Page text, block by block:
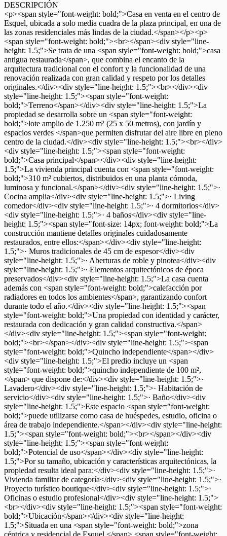
DESCRIPCIÓN
<p><span style="font-weight: bold;">Casa en venta en el centro de
Esquel, ubicada a solo media cuadra de la plaza principal, en una de
las zonas residenciales más lindas de la ciudad.</span></p><p>
<span style="font-weight: bold;"><br></span><div style="line-
height: 1.5;">Se trata de una <span style="font-weight: bold;">casa
antigua restaurada</span>, que combina el encanto de la
arquitectura tradicional con el confort y la funcionalidad de una
renovación realizada con gran calidad y respeto por los detalles
originales.</div><div style="line-height: 1.5;"><br></div><div
style="line-height: 1.5;"><span style="font-weight:
bold;">Terreno</span></div><div style="line-height: 1.5;">La
propiedad se desarrolla sobre un <span style="font-weight:
bold;">lote amplio de 1.250 m² (25 x 50 metros), con jardín y
espacios verdes </span>que permiten disfrutar del aire libre en pleno
centro de la ciudad.</div><div style="line-height: 1.5;"><br></div>
<div style="line-height: 1.5;"><span style="font-weight:
bold;">Casa principal</span></div><div style="line-height:
1.5;">La vivienda principal cuenta con <span style="font-weight:
bold;">310 m² cubiertos, distribuidos en una planta cómoda,
luminosa y funcional.</span></div><div style="line-height: 1.5;">·
Cocina amplia</div><div style="line-height: 1.5;">· Living
comedor</div><div style="line-height: 1.5;">· 4 dormitorios</div>
<div style="line-height: 1.5;">· 4 baños</div><div style="line-
height: 1.5;"><span style="font-size: 14px; font-weight: bold;">La
construcción mantiene detalles originales cuidadosamente
restaurados, entre ellos:</span></div><div style="line-height:
1.5;">· Muros tradicionales de 45 cm de espesor</div><div
style="line-height: 1.5;">· Aberturas de roble y pinotea</div><div
style="line-height: 1.5;">· Elementos arquitectónicos de época
preservados</div><div style="line-height: 1.5;">La casa cuenta
además con <span style="font-weight: bold;">calefacción por
radiadores en todos los ambientes</span>, garantizando confort
durante todo el año.</div><div style="line-height: 1.5;"><span
style="font-weight: bold;">Una propiedad con identidad y carácter,
restaurada con dedicación y gran calidad constructiva.</span>
</div><div style="line-height: 1.5;"><span style="font-weight:
bold;"><br></span></div><div style="line-height: 1.5;"><span
style="font-weight: bold;">Quincho independiente</span></div>
<div style="line-height: 1.5;">El predio incluye un <span
style="font-weight: bold;">quincho independiente de 100 m²,
</span> que dispone de:</div><div style="line-height: 1.5;">·
Lavadero</div><div style="line-height: 1.5;">· Habitación de
servicio</div><div style="line-height: 1.5;">· Baño</div><div
style="line-height: 1.5;">Este espacio <span style="font-weight:
bold;">puede utilizarse como casa de huéspedes, estudio, oficina o
área de trabajo independiente.</span></div><div style="line-height:
1.5;"><span style="font-weight: bold;"><br></span></div><div
style="line-height: 1.5;"><span style="font-weight:
bold;">Potencial de uso</span></div><div style="line-height:
1.5;">Por su tamaño, ubicación y características arquitectónicas, la
propiedad resulta ideal para:</div><div style="line-height: 1.5;">·
Vivienda familiar de categoría</div><div style="line-height: 1.5;">·
Proyecto turístico boutique</div><div style="line-height: 1.5;">·
Oficinas o estudio profesional</div><div style="line-height: 1.5;">
<br></div><div style="line-height: 1.5;"><span style="font-weight:
bold;">Ubicación</span></div><div style="line-height:
1.5;">Situada en una <span style="font-weight: bold;">zona
céntrica y residencial de Esquel,</span> <span style="font-weight: